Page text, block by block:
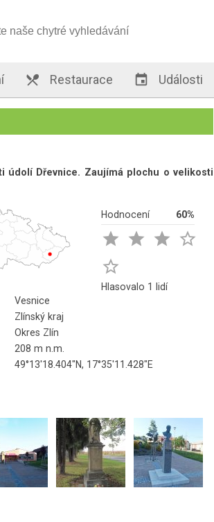
 Restaurace  Události
údolí Dřevnice. Zaujímá plochu o velikosti
Hodnocení 60%
   

Hlasovalo 1 lidí
Vesnice
Zlínský kraj
Okres Zlín
208 m n.m.
49°13'18.404"N, 17°35'11.428"E